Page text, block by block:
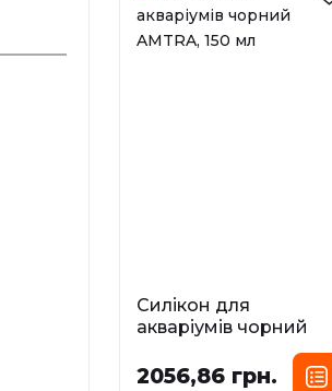
Силікон для
акваріумів чорний
У наявності
2056,86 грн.